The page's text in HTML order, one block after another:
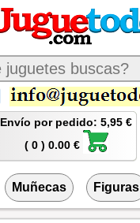
Envío por pedido: 5,95 €
( 0 ) 0.00 €
Muñecas Figuras